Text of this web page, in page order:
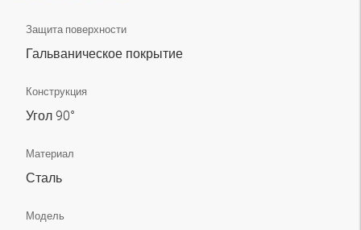
Защита поверхности
Гальваническое покрытие
Конструкция
Угол 90°
Материал
Сталь
Модель